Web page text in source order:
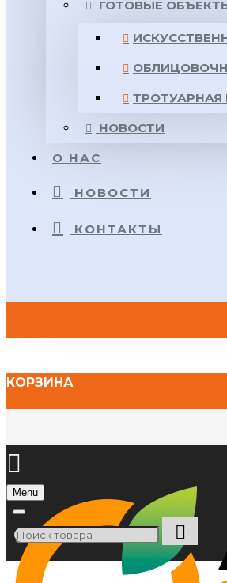
ГОТОВЫЕ
ТРОТУАРНАЯ
НОВОСТИ
О НАС
НОВОСТИ
КОНТАКТЫ
КОРЗИНА
Menu